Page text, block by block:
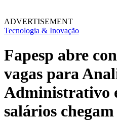
ADVERTISEMENT
Tecnologia & Inovação
Fapesp abre
vagas para
Administrativo
salários